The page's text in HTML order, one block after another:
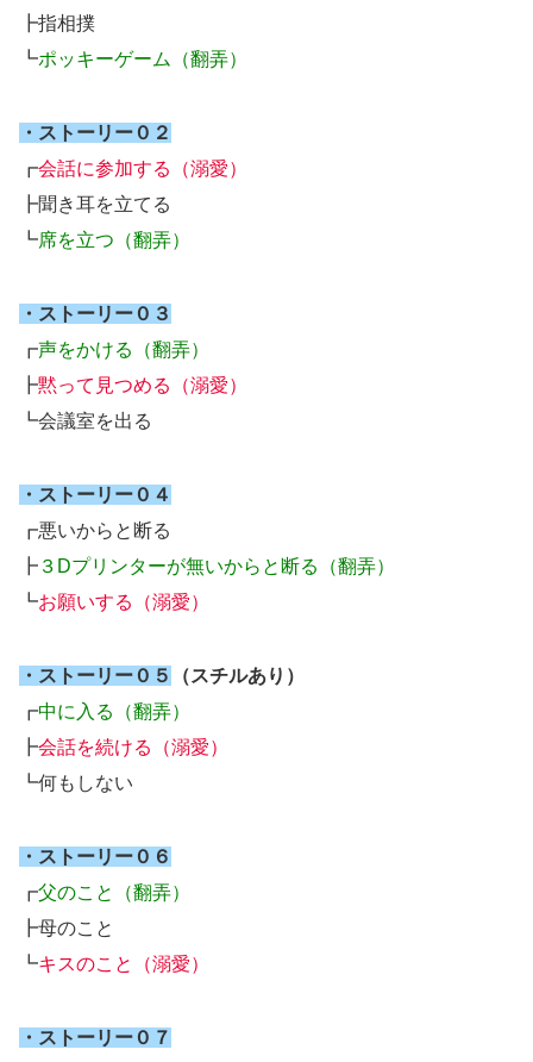
┣指相撲
┗ポッキーゲーム（翻弄）
・ストーリー０２
┏会話に参加する（溺愛）
┣聞き耳を立てる
┗席を立つ（翻弄）
・ストーリー０３
┏声をかける（翻弄）
┣黙って見つめる（溺愛）
┗会議室を出る
・ストーリー０４
┏悪いからと断る
┣ ３Dプリンターが無いからと断る（翻弄）
┗お願いする（溺愛）
・ストーリー０５
（スチルあり）
┏中に入る（翻弄）
┣会話を続ける（溺愛）
┗何もしない
・ストーリー０６
┏父のこと（翻弄）
┣母のこと
┗キスのこと（溺愛）
・ストーリー０７